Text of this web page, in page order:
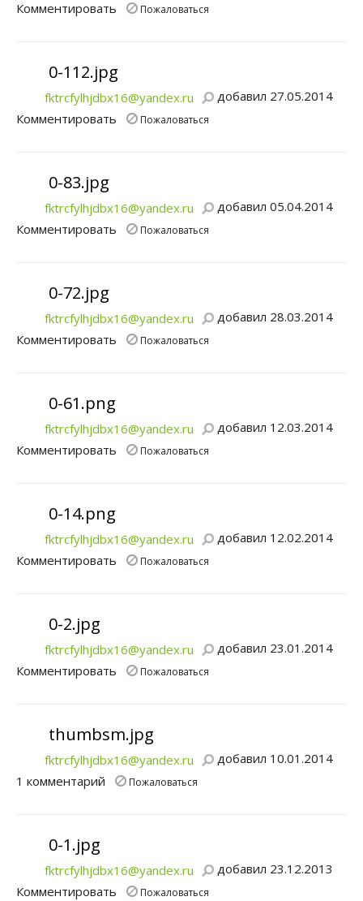
Комментировать Пожаловаться
0-112.jpg
fktrcfylhjdbx16@yandex.ru
добавил 27.05.2014
Комментировать
Пожаловаться
0-83.jpg
fktrcfylhjdbx16@yandex.ru
добавил 05.04.2014
Комментировать
Пожаловаться
0-72.jpg
fktrcfylhjdbx16@yandex.ru
добавил 28.03.2014
Комментировать
Пожаловаться
0-61.png
fktrcfylhjdbx16@yandex.ru
добавил 12.03.2014
Комментировать
Пожаловаться
0-14.png
fktrcfylhjdbx16@yandex.ru
добавил 12.02.2014
Комментировать
Пожаловаться
0-2.jpg
fktrcfylhjdbx16@yandex.ru
добавил 23.01.2014
Комментировать
Пожаловаться
thumbsm.jpg
fktrcfylhjdbx16@yandex.ru
добавил 10.01.2014
1 комментарий
Пожаловаться
0-1.jpg
fktrcfylhjdbx16@yandex.ru
добавил 23.12.2013
Комментировать
Пожаловаться